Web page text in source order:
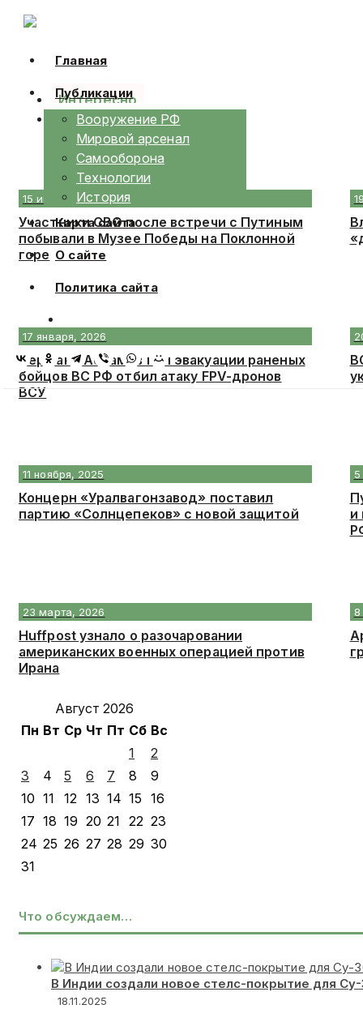
Skip
Главная
Публикации
Вооружение РФ
Мировой арсенал
Самооборона
Технологии
История
Карта сайта
О сайте
Политика сайта
Интересно
Календарь
15 июня, 2026
Участники СВО после встречи с Путиным
побывали в Музее Победы на Поклонной
горе
17 января, 2026
Сержант Абрамов при эвакуации раненых
бойцов ВС РФ отбил атаку FPV-дронов
ВСУ
11 ноября, 2025
Концерн «Уралвагонзавод» поставил
партию «Солнцепеков» с новой защитой
и
23 марта, 2026
Huffpost узнало о разочаровании
американских военных операцией против
Ирана
Август 2026
Пн Вт Ср Чт Пт Сб Вс
1
2
3
4 5 6 7 8
9
10 11 12 13 14 15 16
17 18 19 20 21 22 23
24 25 26 27 28 29 30
31
Что обсуждаем…
В Индии создали новое стелс-покрытие для
18.11.2025